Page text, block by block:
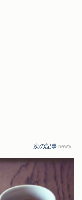
次の記事